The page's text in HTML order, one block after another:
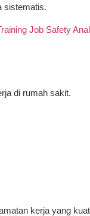
sistematis.
Job Safety
di rumah sakit.
kerja yang